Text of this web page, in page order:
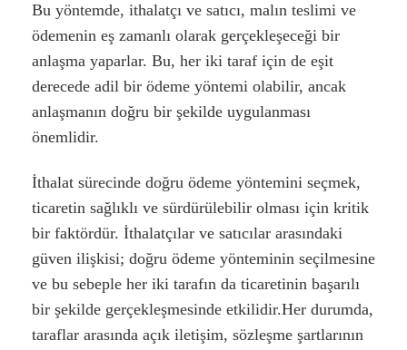
Bu yöntemde, ithalatçı ve satıcı, malın teslimi ve
ödemenin eş zamanlı olarak gerçekleşeceği bir
anlaşma yaparlar. Bu, her iki taraf için de eşit
derecede adil bir ödeme yöntemi olabilir, ancak
anlaşmanın doğru bir şekilde uygulanması
önemlidir.
İthalat sürecinde doğru ödeme yöntemini seçmek,
ticaretin sağlıklı ve sürdürülebilir olması için kritik
bir faktördür. İthalatçılar ve satıcılar arasındaki
güven ilişkisi; doğru ödeme yönteminin seçilmesine
ve bu sebeple her iki tarafın da ticaretinin başarılı
bir şekilde gerçekleşmesinde etkilidir.Her durumda,
taraflar arasında açık iletişim, sözleşme şartlarının